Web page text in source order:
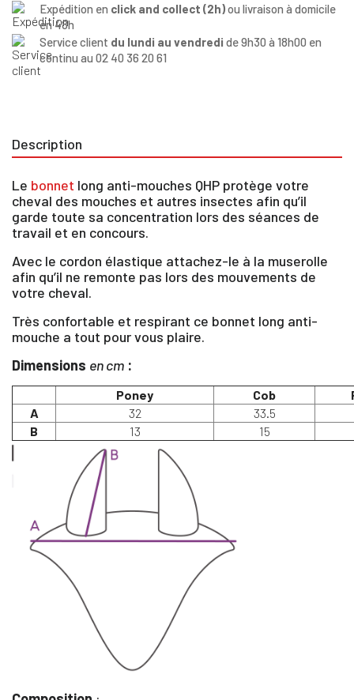
Expédition en click and collect (2h)ou livraison à domicile
en 48h
Service client du lundi au vendredi de 9h30 à 18h00 en
continu au 02 40 36 20 61
Description
Le bonnet long anti-mouches QHP protège votre
cheval des mouches et autres insectes afin qu’il
garde toute sa concentration lors des séances de
travail et en concours.
Avec le cordon élastique attachez-le à la muserolle
afin qu’il ne remonte pas lors des mouvements de
votre cheval.
Très confortable et respirant ce bonnet long anti-
mouche a tout pour vous plaire.
Dimensions en cm :
Poney Cob
A
32
33.5
B
13 15